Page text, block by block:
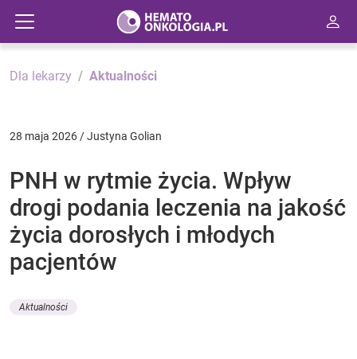
Dla lekarzy Aktualności
28 maja 2026 / Justyna Golian
PNH w rytmie życia. Wpływ
drogi podania leczenia na jakość
życia dorosłych i młodych
pacjentów
Aktualności